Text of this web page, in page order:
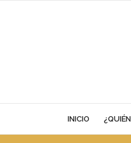
INICIO